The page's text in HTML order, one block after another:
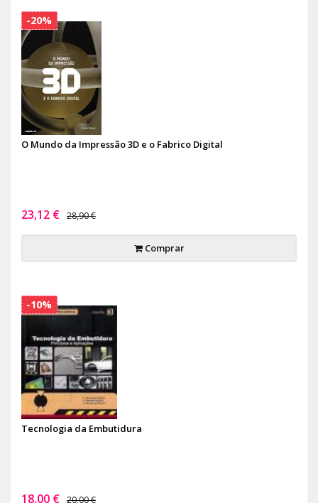
O Mundo da Impressão 3D e o Fabrico Digital
23,12 € 28,90 €
Comprar
-20%
Tecnologia da Embutidura
18,00 € 20,00 €
-10%